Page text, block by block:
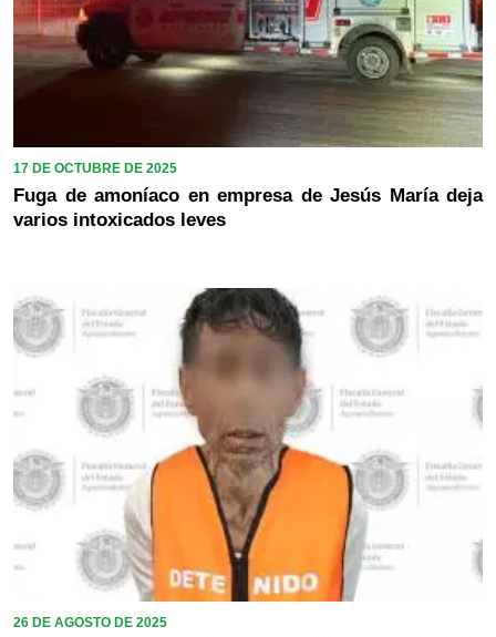
17 DE OCTUBRE DE 2025
Fuga de amoníaco en empresa de Jesús María deja
varios intoxicados leves
26 DE AGOSTO DE 2025